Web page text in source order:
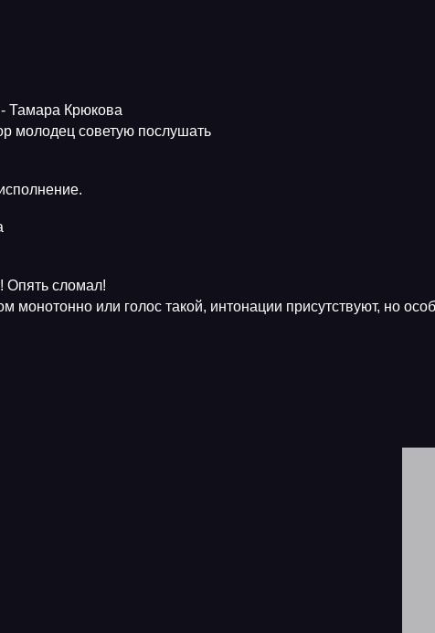
- Тамара Крюкова
молодец советую послушать
Опять сломал!
монотонно или голос такой, интонации присутствуют, но